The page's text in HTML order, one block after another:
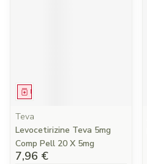
Médicament
Teva
Levocetirizine Teva 5mg
Comp Pell 20 X 5mg
7,96 €